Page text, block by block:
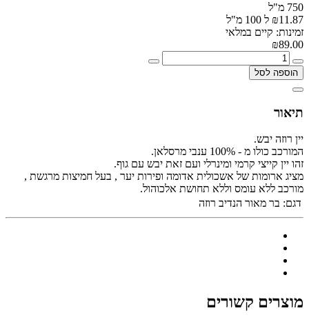
750 מ"ל
₪11.87 ל 100 מ"ל
זמינות: קיים במלאי
₪89.00
הוספה לסל
תיאור
יין רוזה יבש.
המורכב כולו מ - 100% ענבי מרסלאן.
זהו יין קייצי קרמי ומינרלי ועם זאת יבש עם גוף.
מציג ארומות של אשכולית אדומה ופירות יער , בעל חמיצות מרגשת ,
מורכב ללא עומס וללא תחושת אלכוהול.
דגם: בר מאור הנדיב רוזה
מוצרים קשורים